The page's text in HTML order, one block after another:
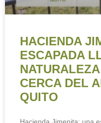
HACIENDA
ESCAPADA
CERCA DEL
QUITO